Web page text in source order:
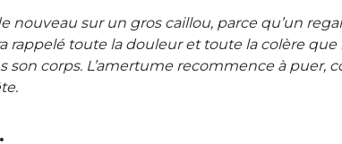
nouveau sur un gros caillou, parce qu’un
rappelé toute la douleur et toute la colère que
son corps. L’amertume recommence à puer,